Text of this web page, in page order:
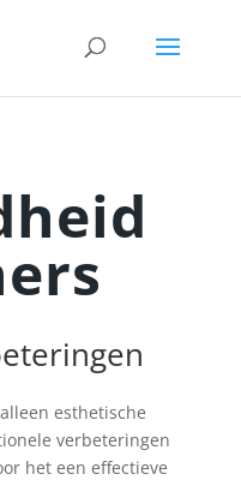
esthetische
verbeteringen
het een effectieve